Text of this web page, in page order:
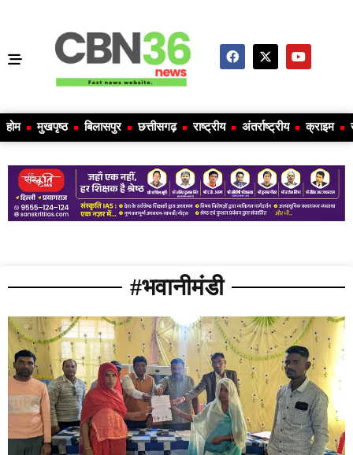
होम मुखपृष्ठ बिलासपुर छत्तीसगढ़ राष्ट्रीय अंतर्राष्ट्रीय क्राइम
#भवानीमंडी